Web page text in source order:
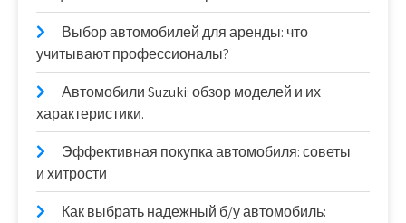
Выбор автомобилей для аренды: что
учитывают профессионалы?
Автомобили Suzuki: обзор моделей и их
характеристики.
Эффективная покупка автомобиля: советы
и хитрости
Как выбрать надежный б/у автомобиль: